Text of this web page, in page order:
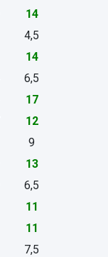
14
4,5
14
6,5
17
12
9
13
6,5
11
11
7,5